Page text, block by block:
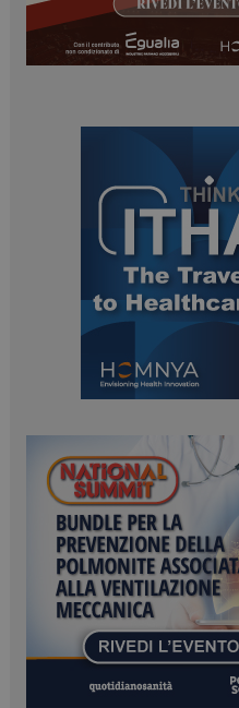
ARRAffinitySameSite
PHPSESSID